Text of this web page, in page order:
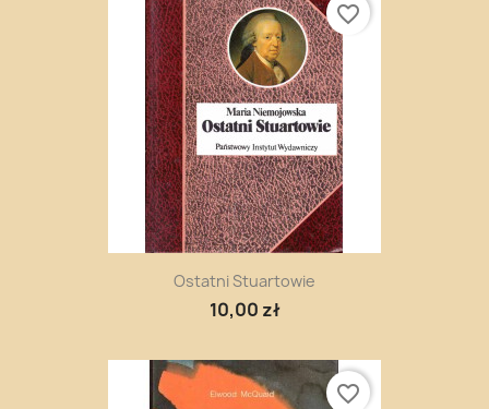
Ostatni Stuartowie
10,00 zł
favorite_border
favorite_border